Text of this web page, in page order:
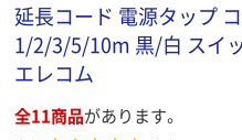
延長コード 電源タップ
1/2/3/5/10m 黒/白 スイ
エレコム
全11商品があります。